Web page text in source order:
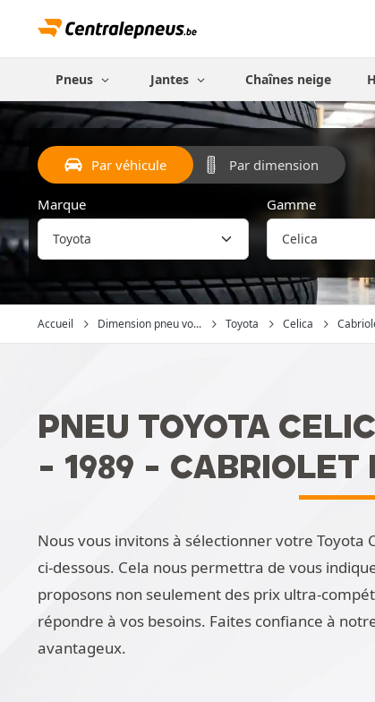
Pneus Jantes Chaînes neige
Par véhicule Par dimension
Marque Gamme
Accueil Dimension pneu vo... Toyota Celica
PNEU TOYOTA
- 1989 - CABRIOLET
Nous vous invitons à sélectionner votre Toyota
ci-dessous. Cela nous permettra de vous
proposons non seulement des prix ultra-
répondre à vos besoins. Faites confiance à
avantageux.